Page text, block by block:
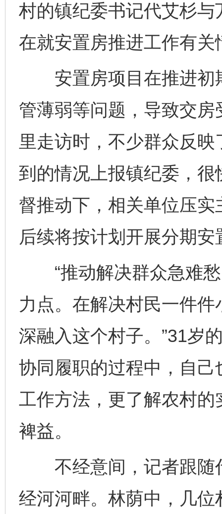
村的镇纪委书记代艾杉
在就安置房推进工作有
安置房项目在推进初
管薄弱等问题，导致交
里走访时，不少群众反
到的情况上报镇纪委，
督推动下，相关单位压
后续将按计划开展分期安
“推动解决群众急难愁
力点。在解决村民一件
深融入这个村子。”31岁
协同履职的过程中，自
工作方法，更了解农村
裨益。
不经意间，记者跟随
经河河畔。林荫中，几